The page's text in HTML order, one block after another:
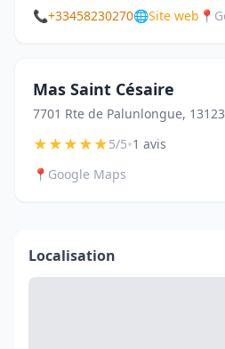
📞+33458230270🌐Site web 📍
Mas Saint Césaire
7701 Rte de Palunlongue,
★★★★★5/5•1 avis
📍 Google Maps
Localisation